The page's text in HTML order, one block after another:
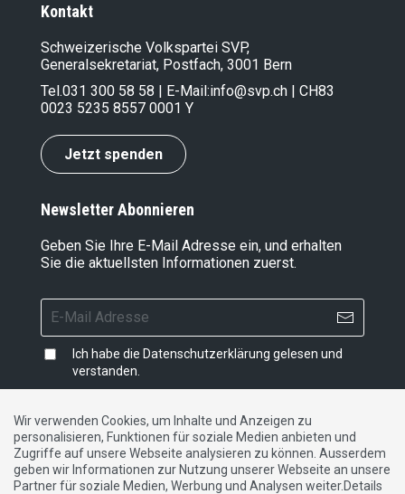
Kontakt
Schweizerische Volkspartei SVP,
Generalsekretariat, Postfach, 3001 Bern
Tel.031 300 58 58 | E-Mail:info@svp.ch | CH83
0023 5235 8557 0001 Y
Jetzt spenden
Newsletter Abonnieren
Geben Sie Ihre E-Mail Adresse ein, und erhalten
Sie die aktuellsten Informationen zuerst.
Ich habe die Datenschutzerklärung gelesen und
verstanden.
Impressum |Datenschutzerklärung|Kontakt
DE FR IT
Wir verwenden Cookies, um Inhalte und Anzeigen zu
personalisieren, Funktionen für soziale Medien anbieten und
Zugriffe auf unsere Webseite analysieren zu können. Ausserdem
geben wir Informationen zur Nutzung unserer Webseite an unsere
Partner für soziale Medien, Werbung und Analysen weiter.Details